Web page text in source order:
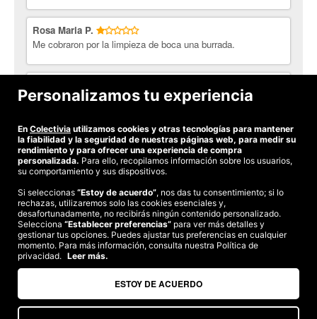
Rosa Maria P.
Me cobraron por la limpieza de boca una burrada.
No me hicieron la limpieza y ademas me comentaron que
manera. Muy decepcionada!!!
©2026 Colectivia
Términos y condiciones|Política de privacidad|Política de cookies
Estudio turismo de verano 2020
Personalizamos tu experiencia
En Colectivia utilizamos cookies y otras tecnologías para mantener
la fiabilidad y la seguridad de nuestras páginas web, para medir su
rendimiento y para ofrecer una experiencia de compra
personalizada. Para ello, recopilamos información sobre los usuarios,
su comportamiento y sus dispositivos.
Si seleccionas “Estoy de acuerdo”, nos das tu consentimiento; si lo
rechazas, utilizaremos solo las cookies esenciales y,
desafortunadamente, no recibirás ningún contenido personalizado.
Selecciona “Establecer preferencias” para ver más detalles y
gestionar tus opciones. Puedes ajustar tus preferencias en cualquier
momento. Para más información, consulta nuestra Política de
privacidad. Leer más.
ESTOY DE ACUERDO